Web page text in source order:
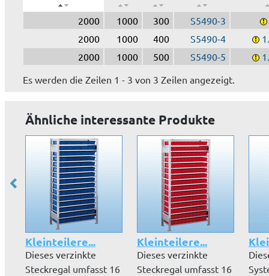
2000 1000 300 S5490-3
2000
1000 400 S5490-4
2000
1000 500 S5490-5
Es werden die Zeilen 1 - 3 von 3 Zeilen angezeigt.
Ähnliche interessante Produkte
Kleinteilere...
Dieses verzinkte
Steckregal umfasst 16
Kleinteilere...
Dieses verzinkte
Steckregal umfasst 16